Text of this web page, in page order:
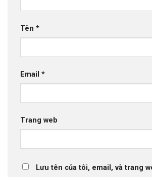
Tên *
Email *
Trang web
Lưu tên của tôi, email, và trang